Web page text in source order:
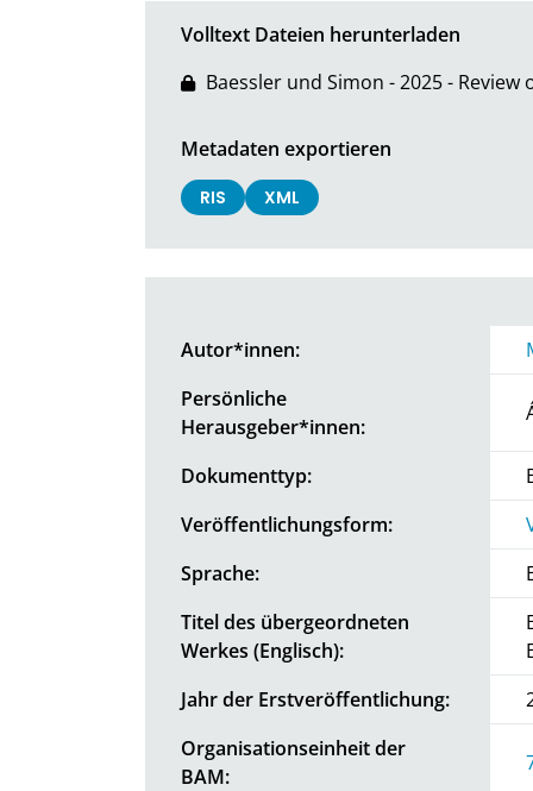
Volltext Dateien herunterladen
Baessler und Simon - 2025 -
Metadaten exportieren
RIS XML
Autor*innen:
Persönliche
Herausgeber*innen:
Dokumenttyp:
Veröffentlichungsform:
Sprache:
Titel des übergeordneten
Werkes (Englisch):
Jahr der Erstveröffentlichung:
Organisationseinheit der
BAM: